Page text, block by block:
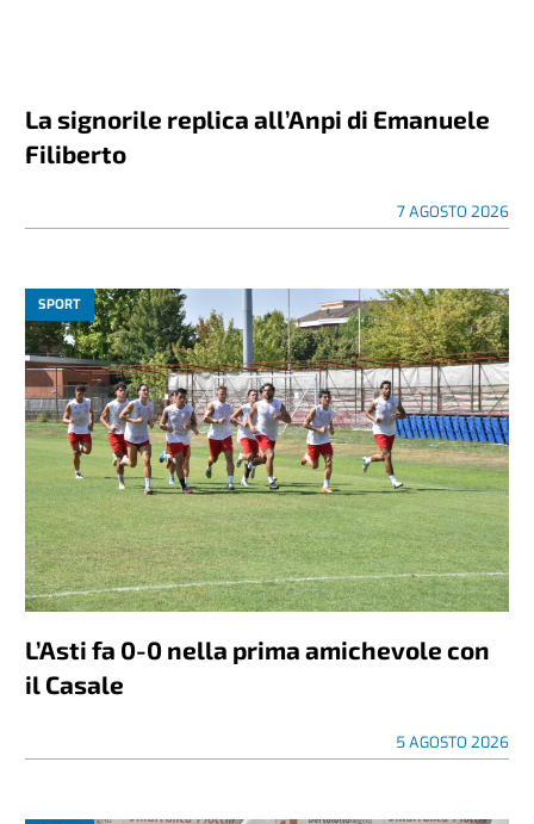
La signorile replica all’Anpi di Emanuele
Filiberto
7 AGOSTO 2026
SPORT
L’Asti fa 0-0 nella prima amichevole con
il Casale
5 AGOSTO 2026